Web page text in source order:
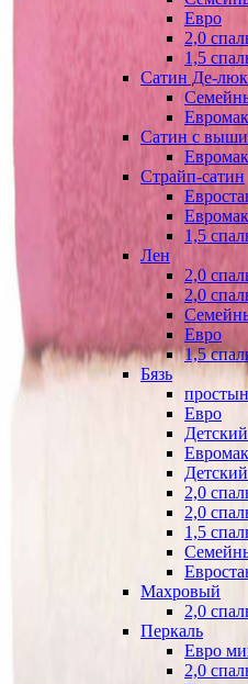
Евро
2,0
1,5
Сатин Де-
Сатин с
Страйп-сатин
1,5
Лен
2,0
2,0
Евро
1,5
Бязь
Евро
2,0
2,0
1,5
Махровый
2,0
Перкаль
Евро
2,0